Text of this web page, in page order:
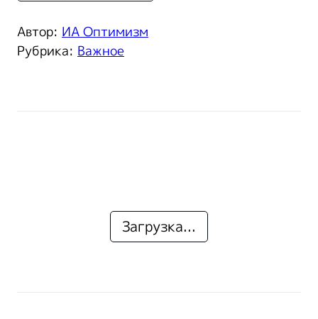
Автор: ИА Оптимизм
Рубрика: Важное
Загрузка...